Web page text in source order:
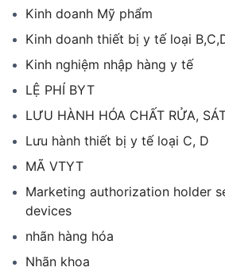
Kinh doanh Mỹ phẩm
Kinh doanh thiết bị y tế loại
Kinh nghiệm nhập hàng y tế
LỆ PHÍ BYT
LƯU HÀNH HÓA CHẤT RỬA,
Lưu hành thiết bị y tế loại C, D
MÃ VTYT
Marketing authorization holder
devices
nhãn hàng hóa
Nhãn khoa